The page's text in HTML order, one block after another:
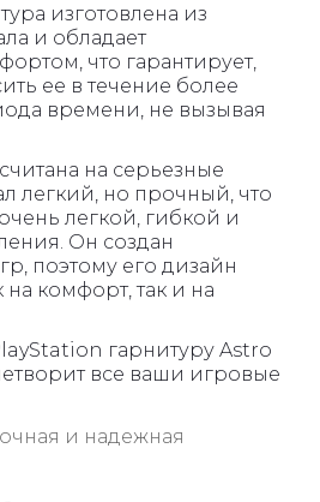
изготовлена ​​из
и обладает
что гарантирует,
ее в течение более
времени, не вызывая
на серьезные
легкий, но прочный, что
легкой, гибкой и
Он создан
поэтому его дизайн
комфорт, так и на
гарнитуру Astro
все ваши игровые
и надежная